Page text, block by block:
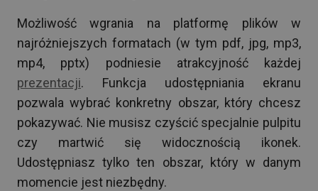
Możliwość wgrania na platformę plików w
najróżniejszych formatach (w tym pdf, jpg, mp3,
mp4, pptx) podniesie atrakcyjność każdej
prezentacji. Funkcja udostępniania ekranu
pozwala wybrać konkretny obszar, który chcesz
pokazywać. Nie musisz czyścić specjalnie pulpitu
czy martwić się widocznością ikonek.
Udostępniasz tylko ten obszar, który w danym
momencie jest niezbędny.